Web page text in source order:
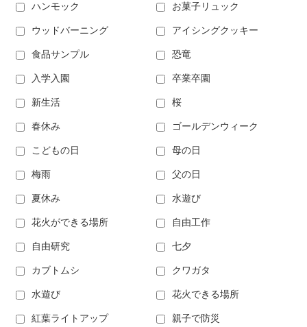
ハンモック お菓子リュック
ウッドバーニング アイシングクッキー
食品サンプル 恐竜
入学入園 卒業卒園
新生活 桜
春休み ゴールデンウィーク
こどもの日 母の日
梅雨 父の日
夏休み 水遊び
花火ができる場所 自由工作
自由研究 七夕
カブトムシ クワガタ
水遊び 花火できる場所
紅葉ライトアップ 親子で防災